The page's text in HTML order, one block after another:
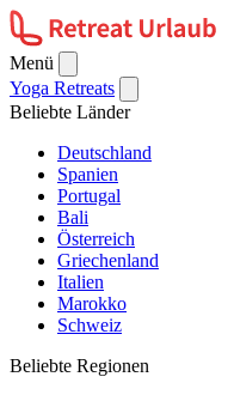
Menü
Yoga Retreats
Beliebte Länder
Deutschland
Spanien
Portugal
Bali
Österreich
Griechenland
Italien
Marokko
Schweiz
Beliebte Regionen